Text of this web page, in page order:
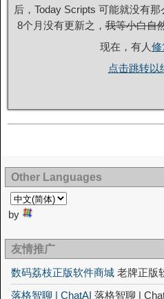
后，Today Scripts 可能就没有
8个月没有更新之，我等小白自
现在，有人
点击跳转以
Other Languages
by
友情推广
数码荔枝正版软件商城 老牌正版
落格智聊 | ChatAI 落格智聊 |